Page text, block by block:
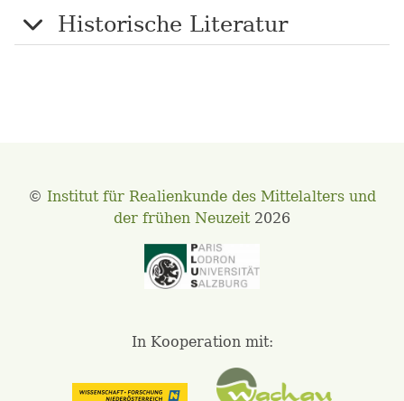
Historische Literatur
© Institut für Realienkunde des Mittelalters und
der frühen Neuzeit2026
In Kooperation mit: